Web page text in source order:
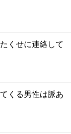
くせに連絡して
くる男性は脈あ